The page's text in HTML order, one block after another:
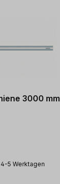
3000 mm
5 Werktagen